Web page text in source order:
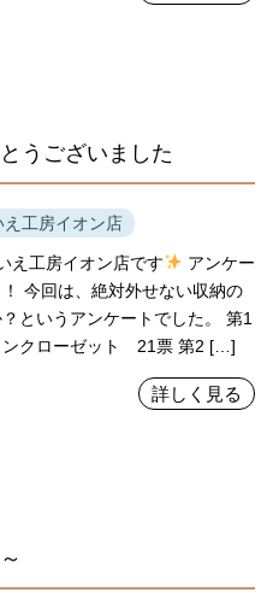
うございました
え工房イオン店
え工房イオン店です
アンケー
今回は、絶対外せない収納の
というアンケートでした。 第1
ンクローゼット 21票 第2 […]
詳しく見る